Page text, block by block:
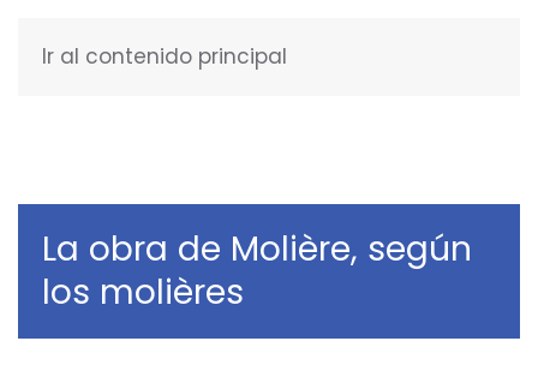
Ir al contenido principal
La obra de Molière, según
los molières